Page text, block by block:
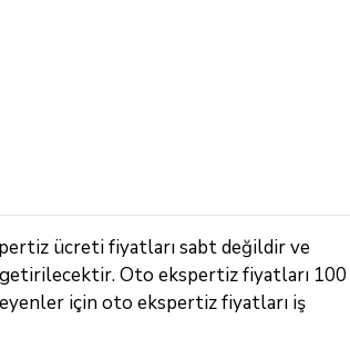
ücreti fiyatları sabt değildir ve
Oto ekspertiz fiyatları 100
için oto ekspertiz fiyatları iş